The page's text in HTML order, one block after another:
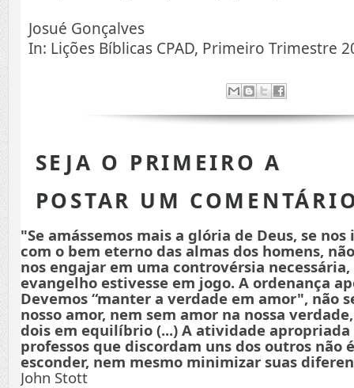
Josué Gonçalves
In: Lições Bíblicas CPAD, Primeiro Trimestre
SEJA O PRIMEIRO A
POSTAR UM
"Se amássemos mais a glória de Deus, se
com o bem eterno das almas dos homens,
nos engajar em uma controvérsia
evangelho estivesse em jogo. A ordenança
Devemos “manter a verdade em amor", não
nosso amor, nem sem amor na nossa
dois em equilíbrio (...) A atividade apropriada
professos que discordam uns dos outros não
esconder, nem mesmo minimizar suas
John Stott